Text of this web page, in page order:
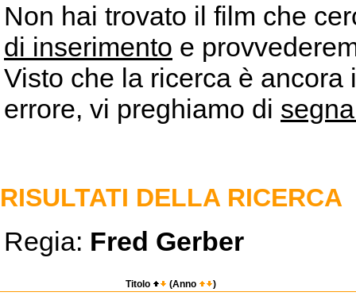
Non hai trovato il film che
di inserimento e
Visto che la ricerca è
errore, vi preghiamo di
RISULTATI DELLA RICERCA
Regia: Fred Gerber
Titolo (Anno )